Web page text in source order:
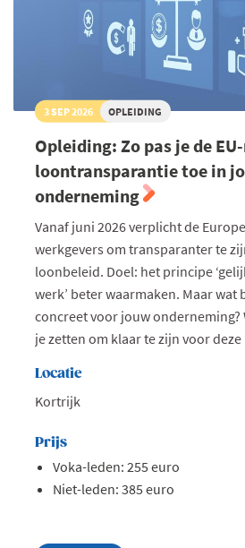
3 SEP 2026 OPLEIDING
Opleiding: Zo pas je de
loontransparantie toe in
onderneming
Vanaf juni 2026 verplicht de
werkgevers om transparanter te
loonbeleid. Doel: het principe
werk’ beter waarmaken. Maar wat
concreet voor jouw onderneming?
je zetten om klaar te zijn voor
Locatie
Kortrijk
Prijs
Voka-leden: 255 euro
Niet-leden: 385 euro